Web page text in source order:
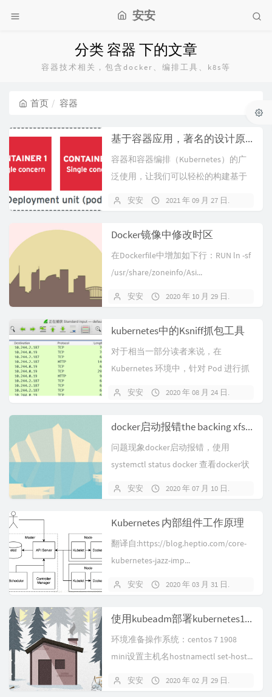
安安
分类 容器 下的文章
容器技术相关，包含docker、编排工具、k8s等
首页 容器
基于容器应用，著名的设计原则、模式和反模式
容器和容器编排（Kubernetes）的广
泛使用，让我们可以轻松的构建基于
安安 2021 年 09 月 27 日
Docker镜像中修改时区
在Dockerfile中增加如下行：RUN ln -sf
/usr/share/zoneinfo/Asi...
安安 2020 年 10 月 29 日
kubernetes中的Ksniff抓包工具
对于相当一部分读者来说，在
Kubernetes 环境中，针对 Pod 进行抓
安安 2020 年 08 月 24 日
docker启动报错the backing xfs filesystem is formatted without d_type support
问题现象docker启动报错，使用
systemctl status docker 查看docker状
安安 2020 年 07 月 10 日
Kubernetes 内部组件工作原理
翻译自:https://blog.heptio.com/core-
kubernetes-jazz-imp...
安安 2020 年 03 月 31 日
使用kubeadm部署kubernetes1.17.3
环境准备操作系统：centos 7 1908
mini设置主机名hostnamectl set-host...
安安 2020 年 02 月 29 日